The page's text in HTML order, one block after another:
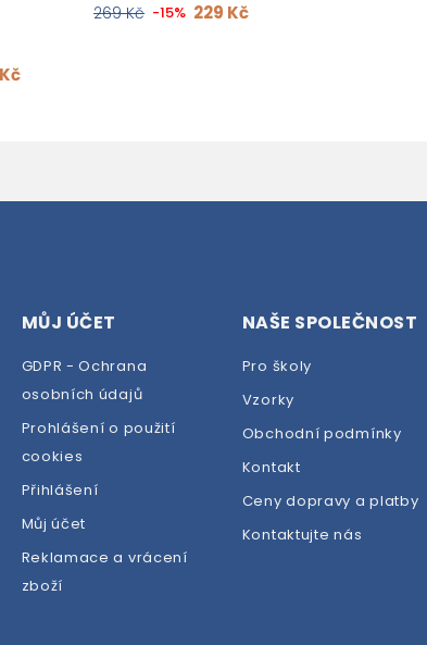
269 Kč -15% 229 Kč
MŮJ ÚČET
GDPR - Ochrana
osobních údajů
Prohlášení o použití
cookies
Přihlášení
Můj účet
Reklamace a vrácení
zboží
NAŠE SPOLEČNOST
Pro školy
Vzorky
Obchodní podmínky
Kontakt
Ceny dopravy a platby
Kontaktujte nás